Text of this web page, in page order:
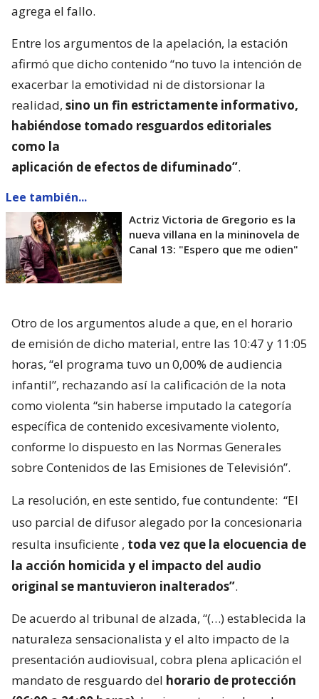
agrega el fallo.
Entre los argumentos de la apelación, la estación
afirmó que dicho contenido “no tuvo la intención de
exacerbar la emotividad ni de distorsionar la
realidad, sino un fin estrictamente informativo,
habiéndose tomado resguardos editoriales
como la
aplicación de efectos de difuminado”.
Lee también...
Actriz Victoria de Gregorio es la
nueva villana en la mininovela de
Canal 13: "Espero que me odien"
Otro de los argumentos alude a que, en el horario
de emisión de dicho material, entre las 10:47 y 11:05
horas, “el programa tuvo un 0,00% de audiencia
infantil”, rechazando así la calificación de la nota
como violenta “sin haberse imputado la categoría
específica de contenido excesivamente violento,
conforme lo dispuesto en las Normas Generales
sobre Contenidos de las Emisiones de Televisión”.
La resolución, en este sentido, fue contundente: “El
uso parcial de difusor alegado por la concesionaria
resulta insuficiente , toda vez que la elocuencia de
la acción homicida y el impacto del audio
original se mantuvieron inalterados”.
De acuerdo al tribunal de alzada, “(…) establecida la
naturaleza sensacionalista y el alto impacto de la
presentación audiovisual, cobra plena aplicación el
mandato de resguardo del horario de protección